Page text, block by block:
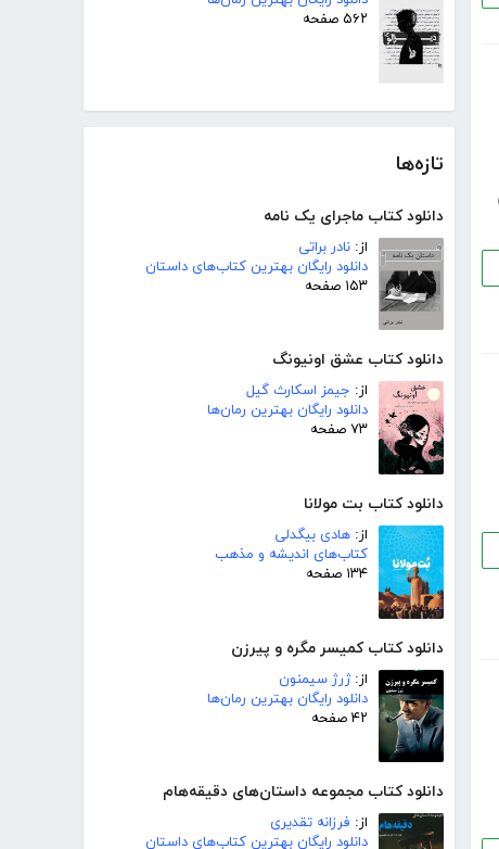
۵۶۲ صفحه
تازه‌ها
دانلود کتاب ماجرای یک نامه
از: نادر براتی
دانلود رایگان بهترین کتاب‌های داستان
۱۵۳ صفحه
دانلود کتاب عشق اونیونگ
از: جیمز اسکارث گیل
دانلود رایگان بهترین رمان‌ها
۷۳ صفحه
دانلود کتاب بت مولانا
از: هادی بیگدلی
کتاب‌های اندیشه و مذهب
۱۳۴ صفحه
دانلود کتاب کمیسر مگره و پیرزن
از:ژرژ سیمنون
دانلود رایگان بهترین رمان‌ها
۴۲ صفحه
دانلود کتاب مجموعه داستان‌های دقیقه‌هام
از: فرزانه تقدیری
دانلود رایگان بهترین کتاب‌های داستان